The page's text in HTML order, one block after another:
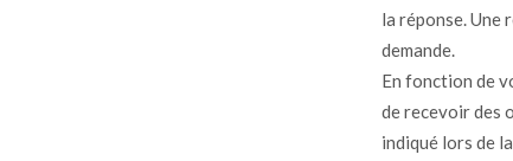
la réponse. Une
demande.
En fonction de
de recevoir des
indiqué lors de